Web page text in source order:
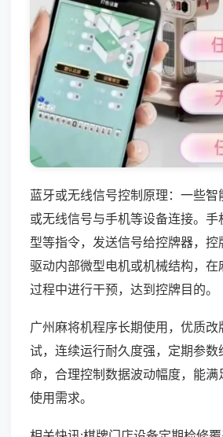
蓝牙或无线信号控制原理：一些智
或无线信号与手机等设备连接。
型等指令，发送信号给控牌器，
驱动内部微型电机或机械结构，
过程中进行干预，达到控牌目的。
广州麻将机程序长期使用，优质改
试，连续运行耐久度强，定期参
命，合理控制数据波动幅度，能满
使用需求。